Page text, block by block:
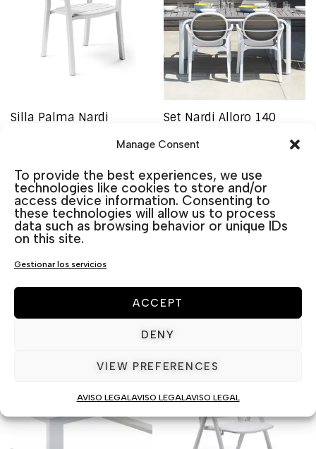
Manage Consent
To provide the best experiences, we use
technologies like cookies to store and/or
access device information. Consenting to
these technologies will allow us to process
data such as browsing behavior or unique IDs
on this site.
Gestionar los servicios
ACCEPT
DENY
VIEW PREFERENCES
AVISO LEGALAVISO LEGALAVISO LEGAL
Silla Palma Nardi
Marca
Set Nardi Alloro 140
Añadir al carrito